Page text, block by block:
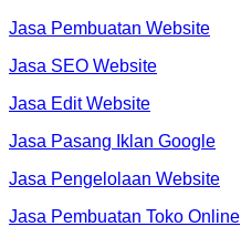
Jasa Pembuatan Website
Jasa SEO Website
Jasa Edit Website
Jasa Pasang Iklan Google
Jasa Pengelolaan Website
Jasa Pembuatan Toko Online